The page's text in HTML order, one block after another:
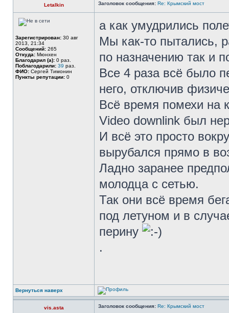
Letalkin Заголовок сообщения: Re: Крымский мост
Зарегистрирован: 30 авг
2013, 21:34
Сообщений: 265
Откуда: Мюнхен
Благодарил (а): 0 раз.
Поблагодарили: 39 раз.
ФИО: Сергей Тимонин
Пункты репутации: 0
а как умудрились
Мы как-то пытались,
по назначению так и
Все 4 раза всё было
него, отключив
Всё время помехи на
Video downlink был
И всё это просто
вырубался прямо в
Ладно заранее
молодца с сетью.
Так они всё время
под летуном и в
перину
.
Вернуться наверх
vis.asta Заголовок сообщения: Re: Крымский мост